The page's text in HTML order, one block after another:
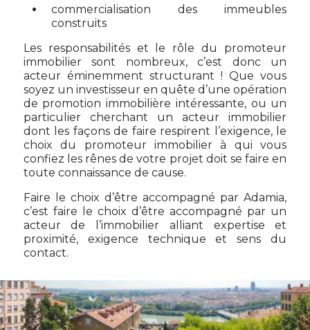
commercialisation des immeubles
construits
Les responsabilités et le rôle du promoteur
immobilier sont nombreux, c’est donc un
acteur éminemment structurant ! Que vous
soyez un investisseur en quête d’une opération
de promotion immobilière intéressante, ou un
particulier cherchant un acteur immobilier
dont les façons de faire respirent l’exigence, le
choix du promoteur immobilier à qui vous
confiez les rênes de votre projet doit se faire en
toute connaissance de cause.
Faire le choix d’être accompagné par Adamia,
c’est faire le choix d’être accompagné par un
acteur de l’immobilier alliant expertise et
proximité, exigence technique et sens du
contact.